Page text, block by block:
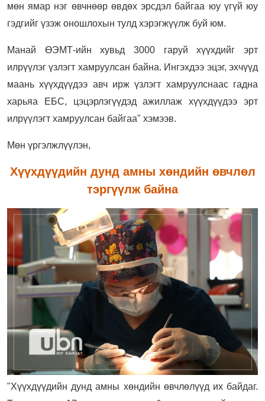
мөн ямар нэг өвчнөөр өвдөх эрсдэл байгаа юу үгүй юу
гэдгийг үзэж оношлохын тулд хэрэгжүүлж буй юм.
Манай ӨЭМТ-ийн хувьд 3000 гаруй хүүхдийг эрт
илрүүлэг үзлэгт хамруулсан байна. Ингэхдээ эцэг, эхчүүд
маань хүүхдүүдээ авч ирж үзлэгт хамруулснаас гадна
харьяа ЕБС, цэцэрлэгүүдэд ажиллаж хүүхдүүдээ эрт
илрүүлэгт хамруулсан байгаа" хэмээв.
Мөн үргэлжлүүлэн,
Хүүхдүүдийн дунд амны хөндийн өвчлөл
тэргүүлж байна
"Хүүхдүүдийн дунд амны хөндийн өвчлөлүүд их байдаг.